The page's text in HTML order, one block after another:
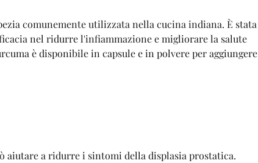
comunemente utilizzata nella cucina indiana. È stata
nel ridurre l'infiammazione e migliorare la salute
è disponibile in capsule e in polvere per aggiungere
aiutare a ridurre i sintomi della displasia prostatica.